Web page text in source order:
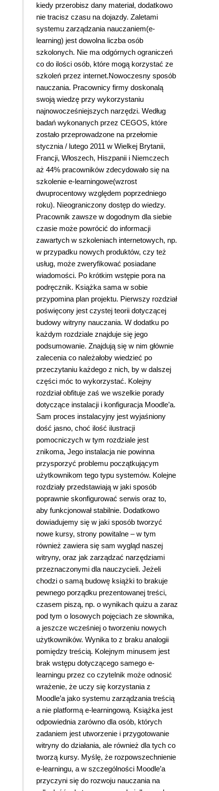
kiedy przerobisz dany materiał, dodatkowo
nie tracisz czasu na dojazdy. Zaletami
systemu zarządzania nauczaniem(e-
learning) jest dowolna liczba osób
szkolonych. Nie ma odgórnych ograniczeń
co do ilości osób, które mogą korzystać ze
szkoleń przez internet.Nowoczesny sposób
nauczania. Pracownicy firmy doskonalą
swoją wiedzę przy wykorzystaniu
najnowocześniejszych narzędzi. Według
badań wykonanych przez CEGOS, które
zostało przeprowadzone na przełomie
stycznia / lutego 2011 w Wielkej Brytanii,
Francji, Włoszech, Hiszpanii i Niemczech
aż 44% pracowników zdecydowało się na
szkolenie e-learningowe(wzrost
dwuprocentowy względem poprzedniego
roku). Nieograniczony dostęp do wiedzy.
Pracownik zawsze w dogodnym dla siebie
czasie może powrócić do informacji
zawartych w szkoleniach internetowych, np.
w przypadku nowych produktów, czy też
usług, może zweryfikować posiadane
wiadomości. Po krótkim wstępie pora na
podręcznik. Książka sama w sobie
przypomina plan projektu. Pierwszy rozdział
poświęcony jest czystej teorii dotyczącej
budowy witryny nauczania. W dodatku po
każdym rozdziale znajduje się jego
podsumowanie. Znajdują się w nim głównie
zalecenia co należałoby wiedzieć po
przeczytaniu każdego z nich, by w dalszej
części móc to wykorzystać. Kolejny
rozdział obfituje zaś we wszelkie porady
dotyczące instalacji i konfiguracja Moodle’a.
Sam proces instalacyjny jest wyjaśniony
dość jasno, choć ilość ilustracji
pomocniczych w tym rozdziale jest
znikoma, Jego instalacja nie powinna
przysporzyć problemu początkującym
użytkownikom tego typu systemów. Kolejne
rozdziały przedstawiają w jaki sposób
poprawnie skonfigurować serwis oraz to,
aby funkcjonował stabilnie. Dodatkowo
dowiadujemy się w jaki sposób tworzyć
nowe kursy, strony powitalne – w tym
również zawiera się sam wygląd naszej
witryny, oraz jak zarządzać narzędziami
przeznaczonymi dla nauczycieli. Jeżeli
chodzi o samą budowę książki to brakuje
pewnego porządku prezentowanej treści,
czasem piszą, np. o wynikach quizu a zaraz
pod tym o losowych pojęciach ze słownika,
a jeszcze wcześniej o tworzeniu nowych
użytkowników. Wynika to z braku analogii
pomiędzy treścią. Kolejnym minusem jest
brak wstępu dotyczącego samego e-
learningu przez co czytelnik może odnosić
wrażenie, że uczy się korzystania z
Moodle’a jako systemu zarządzania treścią
a nie platformą e-learningową. Książka jest
odpowiednia zarówno dla osób, których
zadaniem jest utworzenie i przygotowanie
witryny do działania, ale również dla tych co
tworzą kursy. Myślę, że rozpowszechnienie
e-learningu, a w szczególności Moodle’a
przyczyni się do rozwoju nauczania na